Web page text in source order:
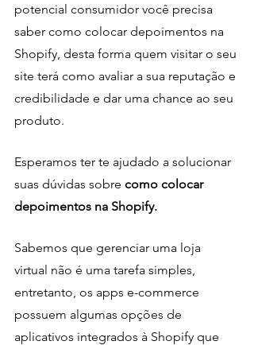
potencial consumidor você precisa
saber como colocar depoimentos na
Shopify, desta forma quem visitar o seu
site terá como avaliar a sua reputação e
credibilidade e dar uma chance ao seu
produto.
Esperamos ter te ajudado a solucionar
suas dúvidas sobre como colocar
depoimentos na Shopify.
Sabemos que gerenciar uma loja
virtual não é uma tarefa simples,
entretanto, os apps e-commerce
possuem algumas opções de
aplicativos integrados à Shopify que